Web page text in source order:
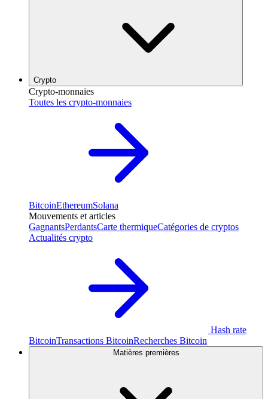
Crypto
Crypto-monnaies
Toutes les crypto-monnaies
BitcoinEthereumSolana
Mouvements et articles
GagnantsPerdantsCarte thermiqueCatégories de cryptos
Actualités crypto
Hash rate
BitcoinTransactions BitcoinRecherches Bitcoin